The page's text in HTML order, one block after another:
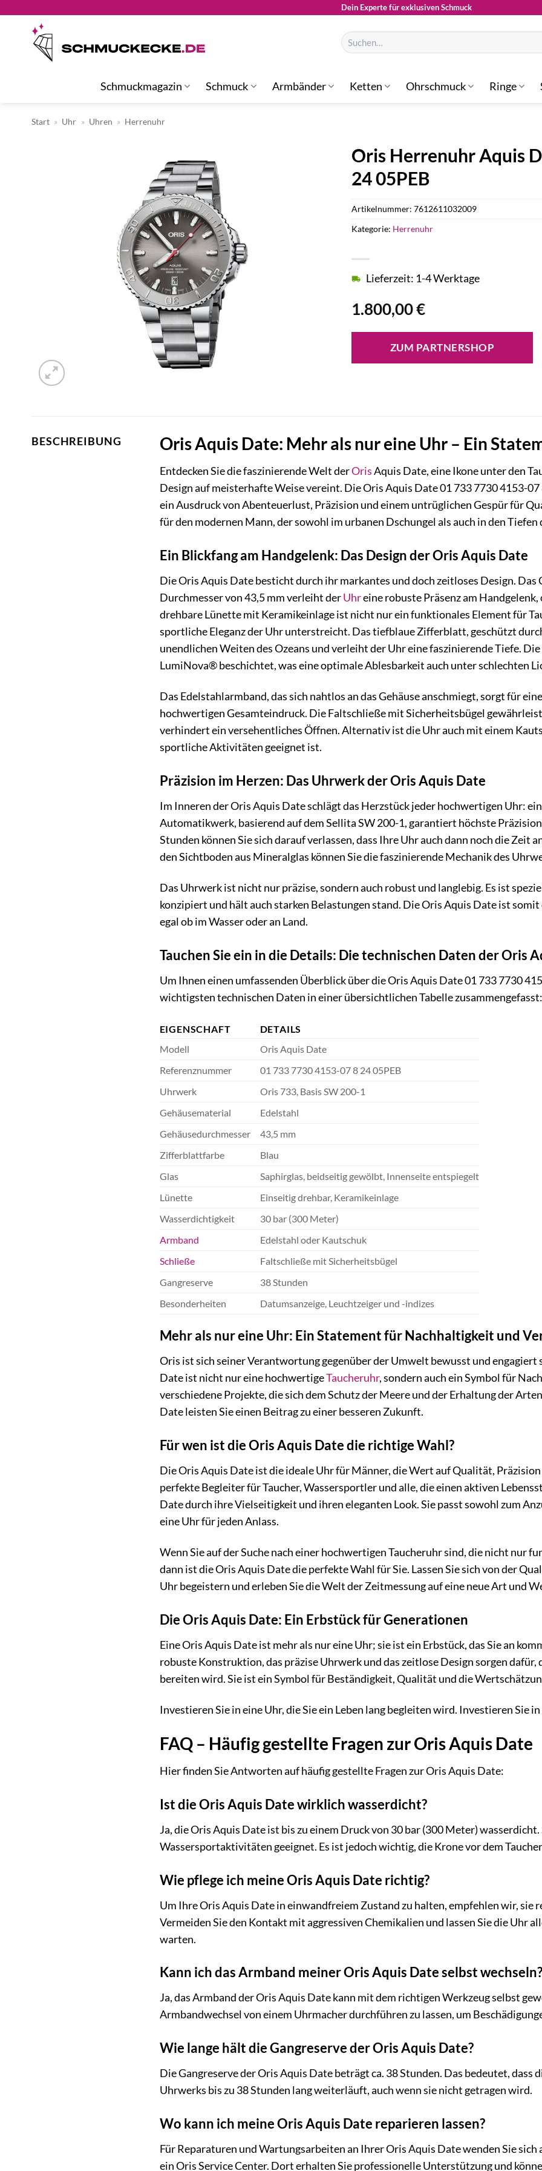
springen
Dein Experte für exklusiven Schmuck
Suchen
nach:
Schmuckmagazin Schmuck Armbänder Ketten Ohrschmuck Ringe
Start » Uhr » Uhren » Herrenuhr
Oris Herrenuhr Aquis
24 05PEB
1.800,00€
Lieferzeit: 1-4 Werktage
ZUM PARTNERSHOP
Artikelnummer:7612611032009
Kategorie: Herrenuhr
BESCHREIBUNG Oris Aquis Date: Mehr als nur eine Uhr – Ein
Entdecken Sie die faszinierende Welt derOrisAquis Date, eine Ikone unter den
Design auf meisterhafte Weise vereint. Die Oris Aquis Date 01 733 7730 4153-
ein Ausdruck von Abenteuerlust, Präzision und einem untrüglichen Gespür für
für den modernen Mann, der sowohl im urbanen Dschungel als auch in den Tiefen
Ein Blickfang am Handgelenk: Das Design der Oris Aquis Date
Die Oris Aquis Date besticht durch ihr markantes und doch zeitloses Design.
Durchmesser von 43,5 mm verleiht derUhreine robuste Präsenz am
drehbare Lünette mit Keramikeinlage ist nicht nur ein funktionales Element für
sportliche Eleganz der Uhr unterstreicht. Das tiefblaue Zifferblatt, geschützt
unendlichen Weiten des Ozeans und verleiht der Uhr eine faszinierende Tiefe.
LumiNova® beschichtet, was eine optimale Ablesbarkeit auch unter schlechten
Das Edelstahlarmband, das sich nahtlos an das Gehäuse anschmiegt, sorgt für
hochwertigen Gesamteindruck. Die Faltschließe mit Sicherheitsbügel
verhindert ein versehentliches Öffnen. Alternativ ist die Uhr auch mit einem
sportliche Aktivitäten geeignet ist.
Präzision im Herzen: Das Uhrwerk der Oris Aquis Date
Im Inneren der Oris Aquis Date schlägt das Herzstück jeder hochwertigen Uhr:
Automatikwerk, basierend auf dem Sellita SW 200-1, garantiert höchste
Stunden können Sie sich darauf verlassen, dass Ihre Uhr auch dann noch die Zeit
den Sichtboden aus Mineralglas können Sie die faszinierende Mechanik des
Das Uhrwerk ist nicht nur präzise, sondern auch robust und langlebig. Es ist
konzipiert und hält auch starken Belastungen stand. Die Oris Aquis Date ist
egal ob im Wasser oder an Land.
Tauchen Sie ein in die Details: Die technischen Daten der Oris
Um Ihnen einen umfassenden Überblick über die Oris Aquis Date 01 733 7730
wichtigsten technischen Daten in einer übersichtlichen Tabelle zusammengefasst:
EIGENSCHAFT
DETAILS
Modell
Oris Aquis Date
Referenznummer
01 733 7730 4153-07 8 24 05PEB
Uhrwerk
Oris 733, Basis SW 200-1
Gehäusematerial
Edelstahl
Gehäusedurchmesser
43,5 mm
Zifferblattfarbe
Blau
Glas
Saphirglas, beidseitig gewölbt, Innenseite entspiegelt
Lünette
Einseitig drehbar, Keramikeinlage
Wasserdichtigkeit
30 bar (300 Meter)
Armband
Edelstahl oder Kautschuk
Schließe
Faltschließe mit Sicherheitsbügel
Gangreserve
38 Stunden
Besonderheiten
Datumsanzeige, Leuchtzeiger und -indizes
Mehr als nur eine Uhr: Ein Statement für Nachhaltigkeit und
Oris ist sich seiner Verantwortung gegenüber der Umwelt bewusst und engagiert
Date ist nicht nur eine hochwertigeTaucheruhr, sondern auch ein Symbol für
verschiedene Projekte, die sich dem Schutz der Meere und der Erhaltung der
Date leisten Sie einen Beitrag zu einer besseren Zukunft.
Für wen ist die Oris Aquis Date die richtige Wahl?
Die Oris Aquis Date ist die ideale Uhr für Männer, die Wert auf Qualität,
perfekte Begleiter für Taucher, Wassersportler und alle, die einen aktiven
Date durch ihre Vielseitigkeit und ihren eleganten Look. Sie passt sowohl zum
eine Uhr für jeden Anlass.
Wenn Sie auf der Suche nach einer hochwertigen Taucheruhr sind, die nicht nur
dann ist die Oris Aquis Date die perfekte Wahl für Sie. Lassen Sie sich von der
Uhr begeistern und erleben Sie die Welt der Zeitmessung auf eine neue Art und
Die Oris Aquis Date: Ein Erbstück für Generationen
Eine Oris Aquis Date ist mehr als nur eine Uhr; sie ist ein Erbstück, das Sie an
robuste Konstruktion, das präzise Uhrwerk und das zeitlose Design sorgen dafür,
bereiten wird. Sie ist ein Symbol für Beständigkeit, Qualität und die
Investieren Sie in eine Uhr, die Sie ein Leben lang begleiten wird. Investieren Sie
FAQ – Häufig gestellte Fragen zur Oris Aquis Date
Hier finden Sie Antworten auf häufig gestellte Fragen zur Oris Aquis Date:
Ist die Oris Aquis Date wirklich wasserdicht?
Ja, die Oris Aquis Date ist bis zu einem Druck von 30 bar (300 Meter)
Wassersportaktivitäten geeignet. Es ist jedoch wichtig, die Krone vor dem
Wie pflege ich meine Oris Aquis Date richtig?
Um Ihre Oris Aquis Date in einwandfreiem Zustand zu halten, empfehlen wir, sie
Vermeiden Sie den Kontakt mit aggressiven Chemikalien und lassen Sie die Uhr
warten.
Kann ich das Armband meiner Oris Aquis Date selbst wechseln?
Ja, das Armband der Oris Aquis Date kann mit dem richtigen Werkzeug selbst
Armbandwechsel von einem Uhrmacher durchführen zu lassen, um
Wie lange hält die Gangreserve der Oris Aquis Date?
Die Gangreserve der Oris Aquis Date beträgt ca. 38 Stunden. Das bedeutet, dass
Uhrwerks bis zu 38 Stunden lang weiterläuft, auch wenn sie nicht getragen wird.
Wo kann ich meine Oris Aquis Date reparieren lassen?
Für Reparaturen und Wartungsarbeiten an Ihrer Oris Aquis Date wenden Sie
ein Oris Service Center. Dort erhalten Sie professionelle Unterstützung und